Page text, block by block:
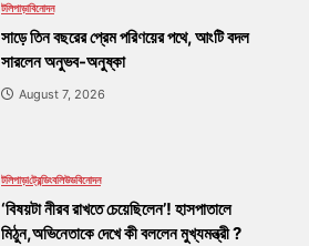
টলিপাড়াবিনোদন
সাড়ে তিন বছরের প্রেম পরিণয়ের পথে, আংটি বদল
সারলেন অনুভব-অনুষ্কা
August 7, 2026
টলিপাড়াট্রেন্ডিংবলিউডবিনোদন
‘বিষয়টা নীরব রাখতে চেয়েছিলেন’! হাসপাতালে
মিঠুন,অভিনেতাকে দেখে কী বললেন মুখ্যমন্ত্রী ?